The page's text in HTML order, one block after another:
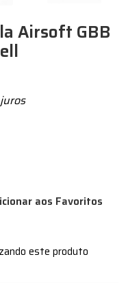
Airsoft GBB
aos Favoritos
este produto